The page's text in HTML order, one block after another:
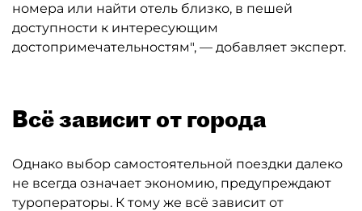
номера или найти отель близко, в пешей
доступности к интересующим
достопримечательностям", — добавляет эксперт.
Всё зависит от города
Однако выбор самостоятельной поездки далеко
не всегда означает экономию, предупреждают
туроператоры. К тому же всё зависит от